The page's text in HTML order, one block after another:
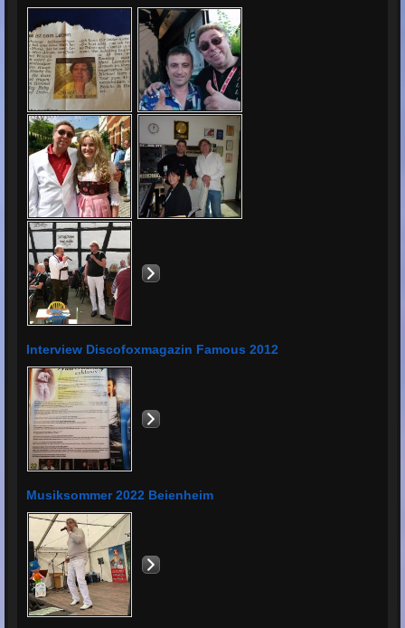
Interview Discofoxmagazin Famous 2012
Musiksommer 2022 Beienheim